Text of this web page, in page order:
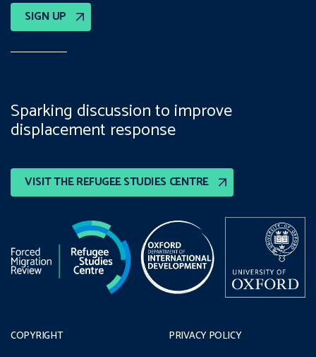
SIGN UP
VISIT THE REFUGEE STUDIES CENTRE
Sparking discussion to improve
displacement response
COPYRIGHT PRIVACY POLICY